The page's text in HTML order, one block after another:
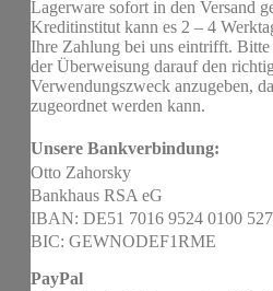
Lagerware sofort in den Versand
Kreditinstitut kann es 2 – 4
Ihre Zahlung bei uns eintrifft. Bitte
der Überweisung darauf den
Verwendungszweck anzugeben,
zugeordnet werden kann.
Unsere Bankverbindung:
Otto Zahorsky
Bankhaus RSA eG
IBAN: DE51 7016 9524 0100
BIC: GEWNODEF1RME
PayPal